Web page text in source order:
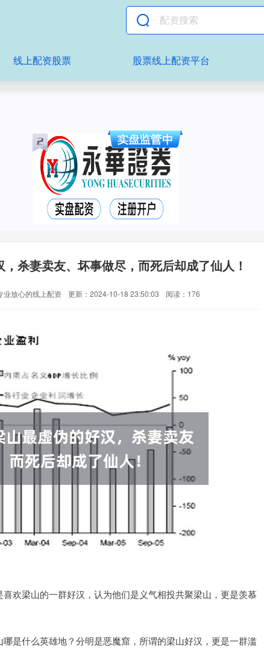
线上配资股票 股票线上配资平台
杀妻卖友、坏事做尽，而死后却成了仙人！
业放心的线上配资 更新：2024-10-18 23:50:03 阅读：176
欢梁山的一群好汉，认为他们是义气相投共聚梁山，更是羡慕
是什么英雄地？分明是恶魔窟，所谓的梁山好汉，更是一群滥